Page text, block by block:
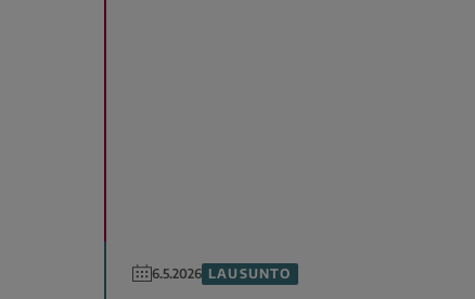
6.5.2026 LAUSUNTO